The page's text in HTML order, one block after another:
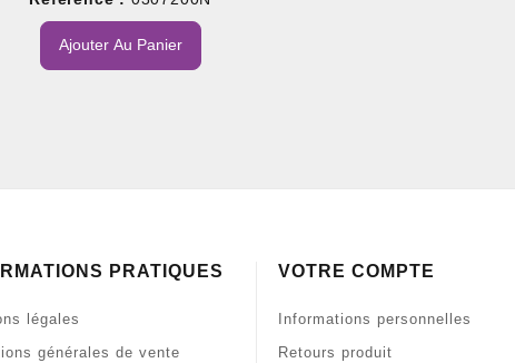
Ajouter Au Panier
PRATIQUES
légales
générales de vente
VOTRE COMPTE
Informations personnelles
Retours produit